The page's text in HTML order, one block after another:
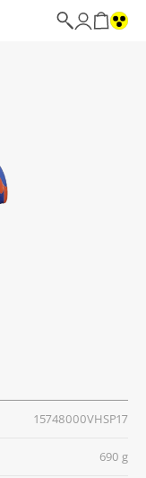
15748000VHSP17
690 g